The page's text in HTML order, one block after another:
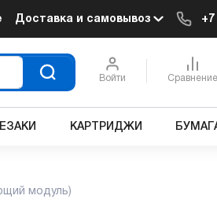
Доставка и самовывоз +7
Войти Сравнение
КАРТРИДЖИ
модуль)